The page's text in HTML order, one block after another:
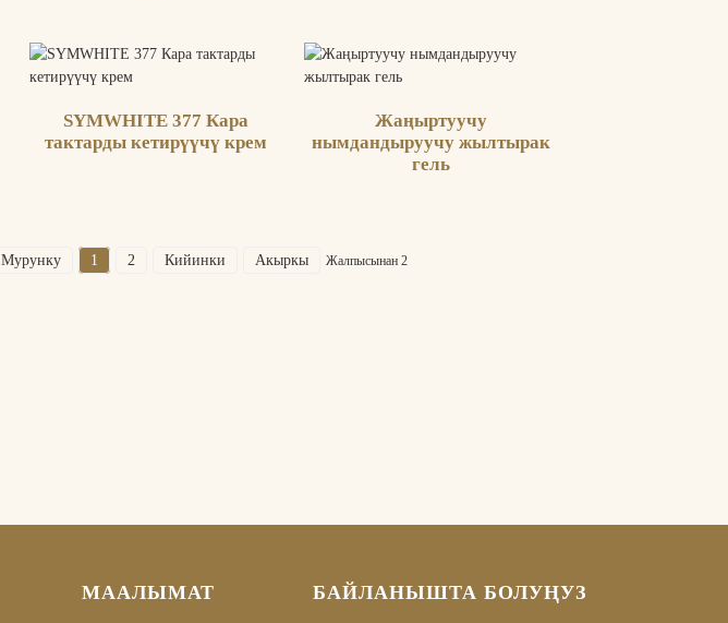
SYMWHITE 377 Кара
тактарды кетирүүчү крем
Жаңыртуучу
нымдандыруучу жылтырак
гель
Мурунку 1 2 Кийинки Акыркы Жалпысынан 2
МААЛЫМАТ БАЙЛАНЫШТА БОЛУҢУЗ